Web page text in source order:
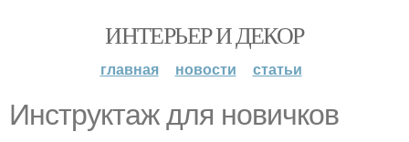
ИНТЕРЬЕР И ДЕКОР
главная новости статьи
Инструктаж для новичков